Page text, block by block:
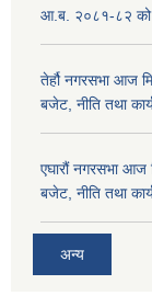
आ.ब. २०८१-८२ को
तेर्हौ नगरसभा आज
बजेट, नीति तथा
एघारौं नगरसभा
बजेट, नीति तथा
अन्य